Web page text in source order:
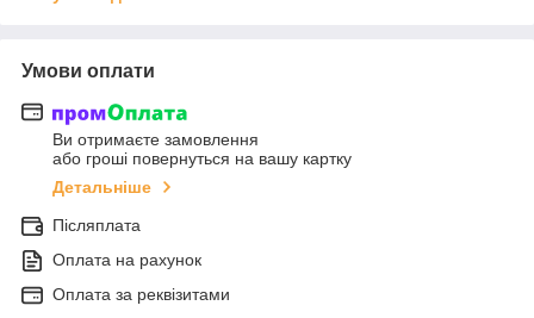
Умови оплати
Ви отримаєте замовлення
або гроші повернуться на вашу картку
Детальніше
Післяплата
Оплата на рахунок
Оплата за реквізитами